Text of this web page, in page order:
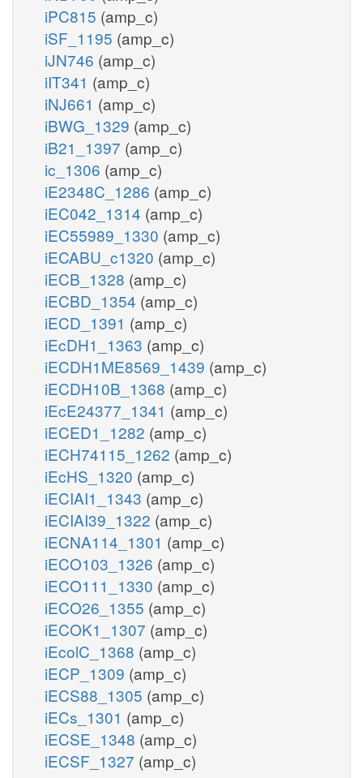
iPC815 (amp_c)
iSF_1195 (amp_c)
iJN746 (amp_c)
iIT341 (amp_c)
iNJ661 (amp_c)
iBWG_1329 (amp_c)
iB21_1397 (amp_c)
ic_1306 (amp_c)
iE2348C_1286 (amp_c)
iEC042_1314 (amp_c)
iEC55989_1330 (amp_c)
iECABU_c1320 (amp_c)
iECB_1328 (amp_c)
iECBD_1354 (amp_c)
iECD_1391 (amp_c)
iEcDH1_1363 (amp_c)
iECDH1ME8569_1439 (amp_c)
iECDH10B_1368 (amp_c)
iEcE24377_1341 (amp_c)
iECED1_1282 (amp_c)
iECH74115_1262 (amp_c)
iEcHS_1320 (amp_c)
iECIAI1_1343 (amp_c)
iECIAI39_1322 (amp_c)
iECNA114_1301 (amp_c)
iECO103_1326 (amp_c)
iECO111_1330 (amp_c)
iECO26_1355 (amp_c)
iECOK1_1307 (amp_c)
iEcolC_1368 (amp_c)
iECP_1309 (amp_c)
iECS88_1305 (amp_c)
iECs_1301 (amp_c)
iECSE_1348 (amp_c)
iECSF_1327 (amp_c)